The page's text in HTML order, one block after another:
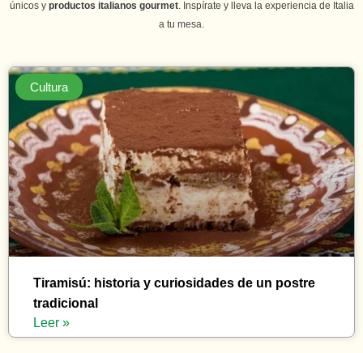
únicos yproductos italianos gourmet. Inspírate y lleva la experiencia de Italia
a tu mesa.
Cultura
Tiramisú: historia y curiosidades de un postre
tradicional
Leer »